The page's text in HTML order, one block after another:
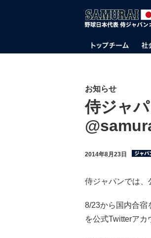
お知らせ
侍ジャ
2014年8月23日
侍ジャパンでは、
8/23から国内合宿
を公式Twitterアカ